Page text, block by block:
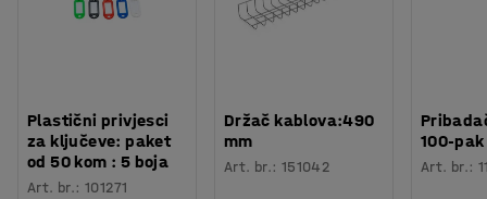
Tip kotača
Lako okretni
Težina: 4,8 kg
Montaža: Dolazi nesastavljeno
Testirano: EN 16139
Plastični privjesci
za ključeve: paket
od 50 kom : 5 boja
Art. br.:101271
Držač kablova:490
mm
Art. br.: 151042
100-pak
Art. br.: